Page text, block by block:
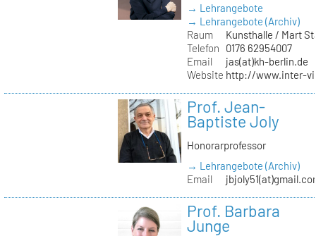
→ Lehrangebote
→ Lehrangebote (Archiv)
Raum
Kunsthalle / Mart
Telefon
0176 62954007
Email
jas(at)kh-berlin.de
Website http://www.inter-
Prof. Jean-
Baptiste Joly
Honorarprofessor
→ Lehrangebote (Archiv)
Email
Prof. Barbara
Junge